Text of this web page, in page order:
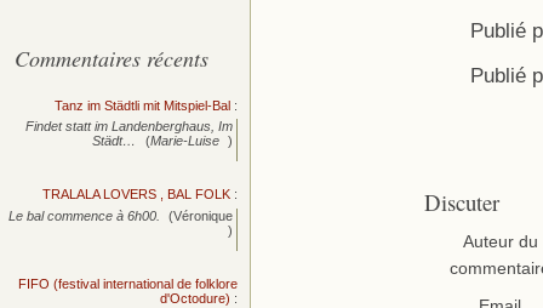
Publié
Publié
Discuter
Auteur du
Commentaires récents
Tanz im Städtli mit Mitspiel-Bal :
Findet statt im Landenberghaus, Im
Städt…
(Marie-Luise )
TRALALA LOVERS , BAL FOLK :
Le bal commence à 6h00.
(Véronique
)
FIFO (festival international de folklore
d'Octodure) :